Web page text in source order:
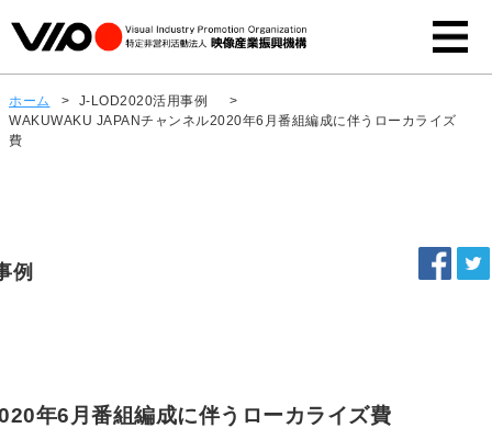
ホーム > J-LOD2020活用事例
>
WAKUWAKU JAPANチャンネル2020年6月番組編成に伴うローカライズ
費
例
年6月番組編成に伴うローカライズ費